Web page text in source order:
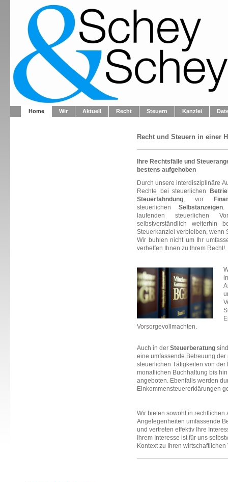
Home Wir Aktuell Recht Steuern Kanzlei
Recht und Steuern in einer
Ihre Rechtsfälle und
bestens aufgehoben
Durch unsere interdisziplinäre
Rechte bei steuerlichen
Steuerfahndung, vor
steuerlichenSelbstanzeigen.
laufenden steuerlichen
selbstverständlich weiterhin
Steuerkanzlei verbleiben, wenn
Wir buhlen nicht um Ihr
verhelfen Ihnen zu Ihrem Recht!
Vorsorgevollmachten.
Auch in der Steuerberatung
eine umfassende Betreuung
steuerlichen Tätigkeiten von
monatlichen Buchhaltung bis
angeboten. Ebenfalls werden
Einkommensteuererklärungen
Wir bieten sowohl in rechtlichen
Angelegenheiten umfassende
und vertreten effektiv Ihre
Ihrem Interesse ist für uns
Kontext zu Ihren